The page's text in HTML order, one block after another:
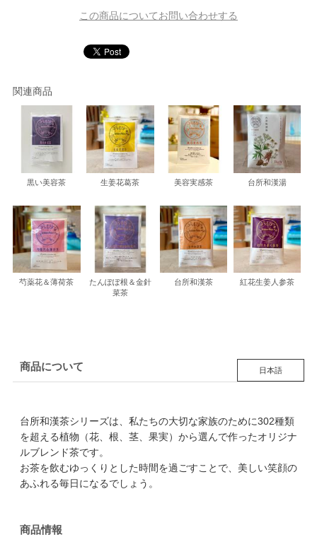
この商品についてお問い合わせする
関連商品
黒い美容茶 生姜花葛茶 美容実感茶 台所和漢湯
芍薬花＆薄荷茶
たんぽぽ根＆金針
菜茶
台所和漢茶 紅花生姜人参茶
商品について 日本語
台所和漢茶シリーズは、私たちの大切な家族のために302種類
を超える植物（花、根、茎、果実）から選んで作ったオリジナ
ルブレンド茶です。
お茶を飲むゆっくりとした時間を過ごすことで、美しい笑顔の
あふれる毎日になるでしょう。
商品情報